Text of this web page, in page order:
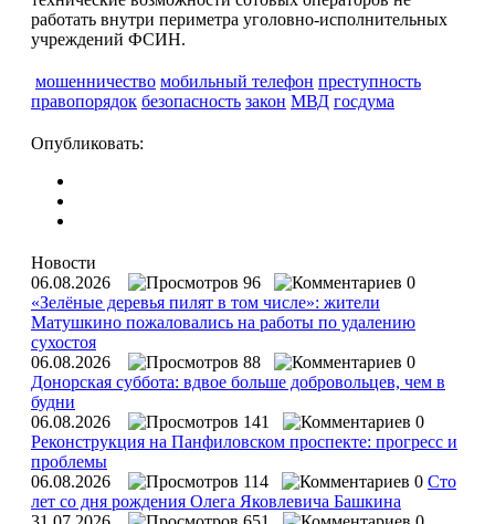
работать внутри периметра уголовно-исполнительных
учреждений ФСИН.
мошенничество мобильный телефон преступность
правопорядок безопасность закон МВД госдума
Опубликовать:
Новости
06.08.2026
96
0
«Зелёные деревья пилят в том числе»: жители
Матушкино пожаловались на работы по удалению
сухостоя
06.08.2026
88
0
Донорская суббота: вдвое больше добровольцев, чем в
будни
06.08.2026
141
0
Реконструкция на Панфиловском проспекте: прогресс и
проблемы
06.08.2026
114 0 Сто
лет со дня рождения Олега Яковлевича Башкина